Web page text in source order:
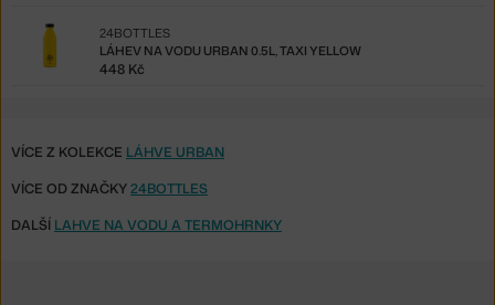
LÁHEV NA VODU URBAN 0.5L, TAXI YELLOW
24BOTTLES
448 Kč
VÍCE Z KOLEKCE LÁHVE URBAN
VÍCE OD ZNAČKY24BOTTLES
DALŠÍ LAHVE NA VODU A TERMOHRNKY